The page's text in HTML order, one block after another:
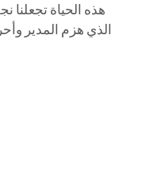
هذه الحياة
الذي هزم المدير